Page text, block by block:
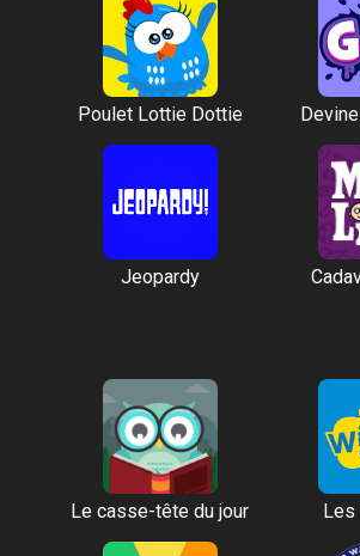
Poulet Lottie Dottie
Jeopardy
Le casse-tête du jour Les